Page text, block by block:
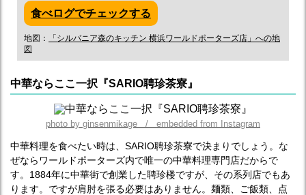
食べログでチェックする
地図：
「シルバニア森のキッチン 横浜ワールドポーターズ店」への地
図
中華ならここ一択『SARIO聘珍茶寮』
photo by ginsenmikage / embedded from Instagram
中華料理を食べたい時は、SARIO聘珍茶寮で決まりでしょう。な
ぜならワールドポーターズ内で唯一の中華料理専門店だからで
す。1884年に中華街で創業した聘珍楼ですが、その系列店でもあ
ります。ですが肩肘を張る必要はありません。麺類、ご飯類、点